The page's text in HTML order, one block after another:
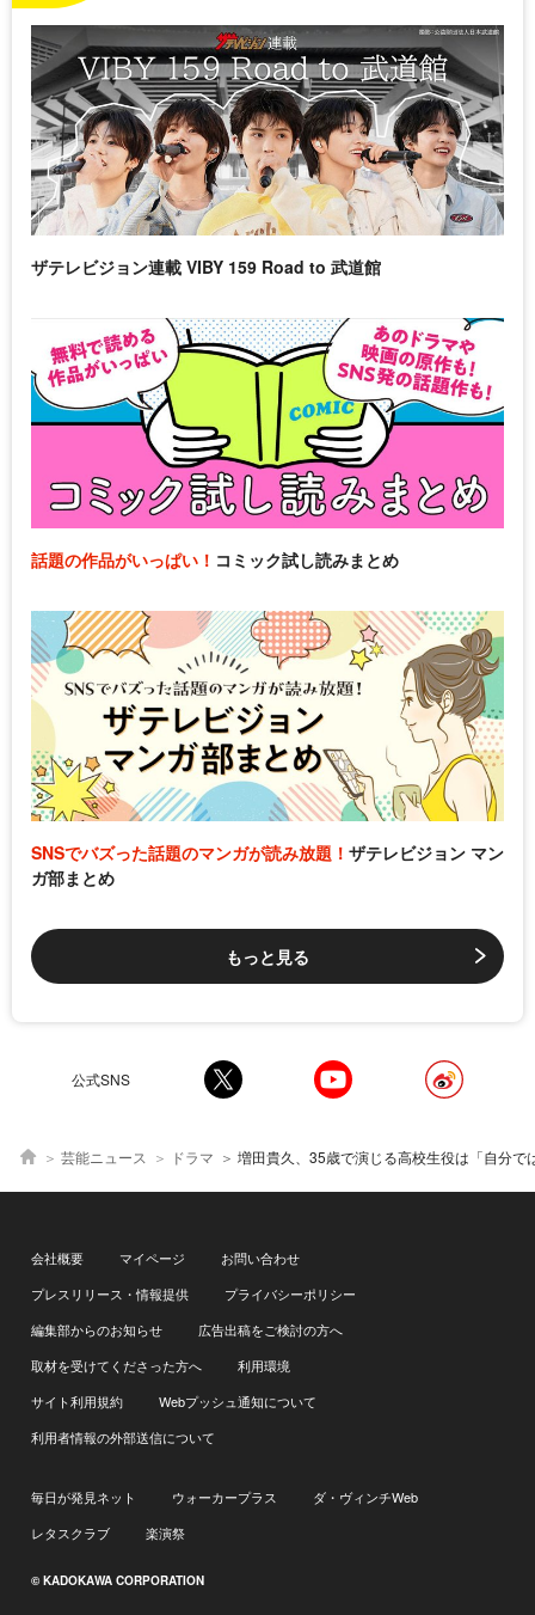
ザテレビジョン連載 VIBY 159 Road to 武道館
話題の作品がいっぱい！ コミック試し読みまとめ
SNSでバズった話題のマンガが読み放題！ ザテレビジョン マン
ガ部まとめ
もっと見る
公式SNS
芸能ニュース ドラマ 増田貴久、35歳で演じる高校生役は「自分では違和感なくすんなり受け入れたんです」＜古見さんは、コミュ
会社概要 マイページ
お問い合わせ
プレスリリース・情報提供
プライバシーポリシー
編集部からのお知らせ
広告出稿をご検討の方へ
取材を受けてくださった方へ
利用環境
サイト利用規約
Webプッシュ通知について
利用者情報の外部送信について
毎日が発見ネット ウォーカープラス
ダ・ヴィンチWeb
レタスクラブ
楽演祭
© KADOKAWA CORPORATION